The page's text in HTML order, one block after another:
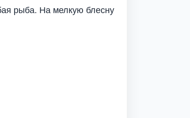
рыба. На мелкую блесну